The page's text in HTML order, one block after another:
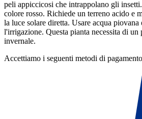
peli appiccicosi che intrappolano gli
colore rosso. Richiede un terreno acido e
la luce solare diretta. Usare acqua
l'irrigazione. Questa pianta necessita di
invernale.
Accettiamo i seguenti metodi di